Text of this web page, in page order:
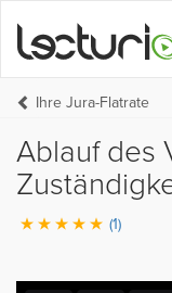
Ihre Jura-Flatrate
Ablauf des
(1)